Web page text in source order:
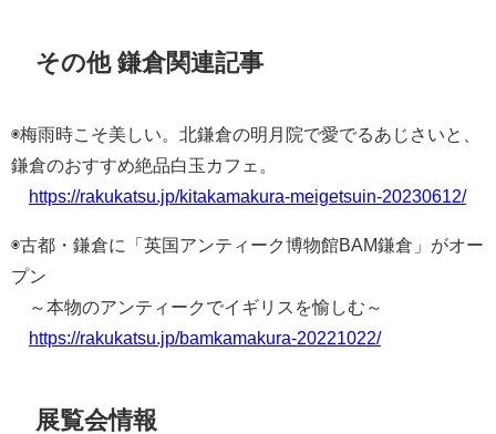
その他 鎌倉関連記事
◉梅雨時こそ美しい。北鎌倉の明月院で愛でるあじさいと、
鎌倉のおすすめ絶品白玉カフェ。
https://rakukatsu.jp/kitakamakura-meigetsuin-20230612/
◉古都・鎌倉に「英国アンティーク博物館BAM鎌倉」がオー
プン
～本物のアンティークでイギリスを愉しむ～
https://rakukatsu.jp/bamkamakura-20221022/
展覧会情報